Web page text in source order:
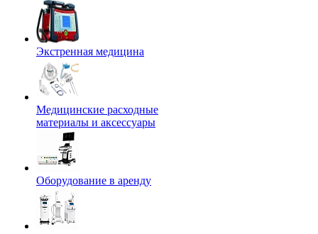
Экстренная медицина
Медицинские расходные
материалы и аксессуары
Оборудование в аренду